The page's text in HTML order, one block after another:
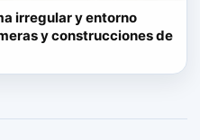
irregular y entorno
y construcciones de